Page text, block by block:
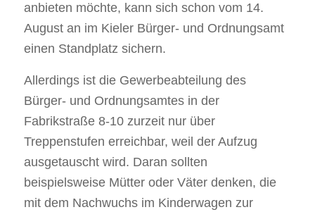
anbieten möchte, kann sich schon vom 14.
August an im Kieler Bürger- und Ordnungsamt
einen Standplatz sichern.
Allerdings ist die Gewerbeabteilung des
Bürger- und Ordnungsamtes in der
Fabrikstraße 8-10 zurzeit nur über
Treppenstufen erreichbar, weil der Aufzug
ausgetauscht wird. Daran sollten
beispielsweise Mütter oder Väter denken, die
mit dem Nachwuchs im Kinderwagen zur